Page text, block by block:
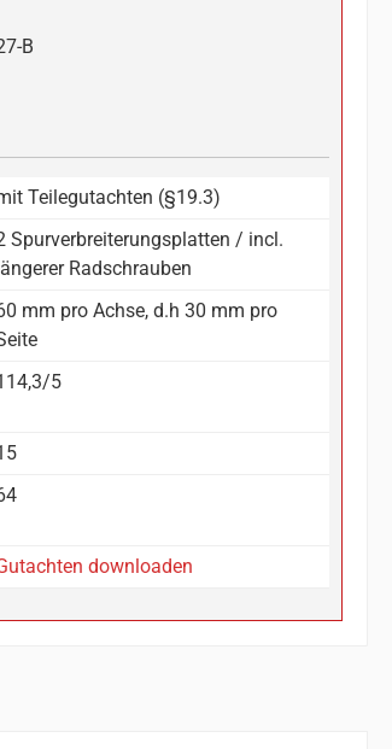
B
Teilegutachten (§19.3)
Spurverbreiterungsplatten / incl.
längerer Radschrauben
mm pro Achse, d.h 30 mm pro
5
downloaden